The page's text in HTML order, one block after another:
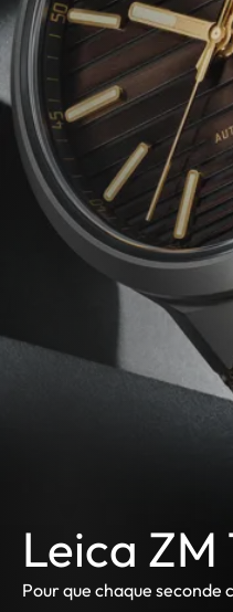
Leica ZM
Pour que chaque seconde